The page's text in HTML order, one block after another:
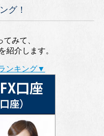
グ！
みて、
紹介します。
ンキング▼